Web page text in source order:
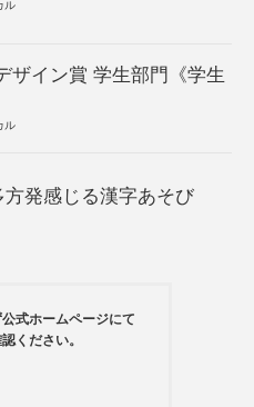
ル
ザイン賞 学生部門《学生
ル
方発感じる漢字あそび
式ホームページにて
ください。